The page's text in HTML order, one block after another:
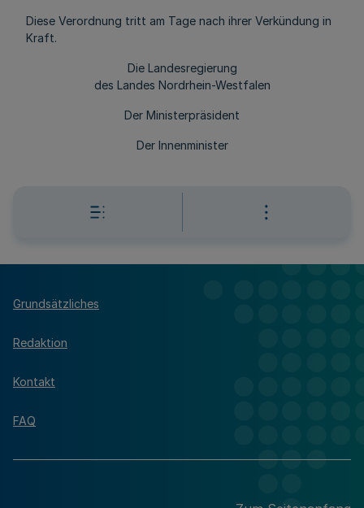
Diese Verordnung tritt am Tage nach ihrer Verkündung in
Kraft.
Die Landesregierung
des Landes Nordrhein-Westfalen
Der Ministerpräsident
Der Innenminister
Grundsätzliches
Redaktion
Kontakt
FAQ